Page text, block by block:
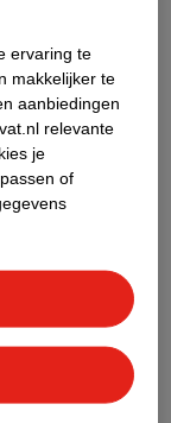
in de
betekent dat je
ervaring te
makkelijker te
aanbiedingen
relevante
je
of